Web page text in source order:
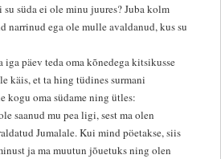
su süda ei ole minu juures? Juba kolm
narrinud ega ole mulle avaldanud, kus su
iga päev teda oma kõnedega kitsikusse
käis, et ta hing tüdines surmani
kogu oma südame ning ütles:
saanud mu pea ligi, sest ma olen
Jumalale. Kui mind pöetakse, siis
ja ma muutun jõuetuks ning olen